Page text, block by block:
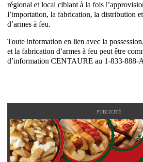
régional et local ciblant à la fois
l’importation, la fabrication, la distribution
d’armes à feu.
Toute information en lien avec la
et la fabrication d’armes à feu peut être
d’information CENTAURE au 1-833-888-
PUBLICITÉ